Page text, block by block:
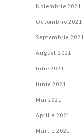
Noiembrie 2021
Octombrie 2021
Septembrie 2021
August 2021
Iulie 2021
Iunie 2021
Mai 2021
Aprilie 2021
Martie 2021